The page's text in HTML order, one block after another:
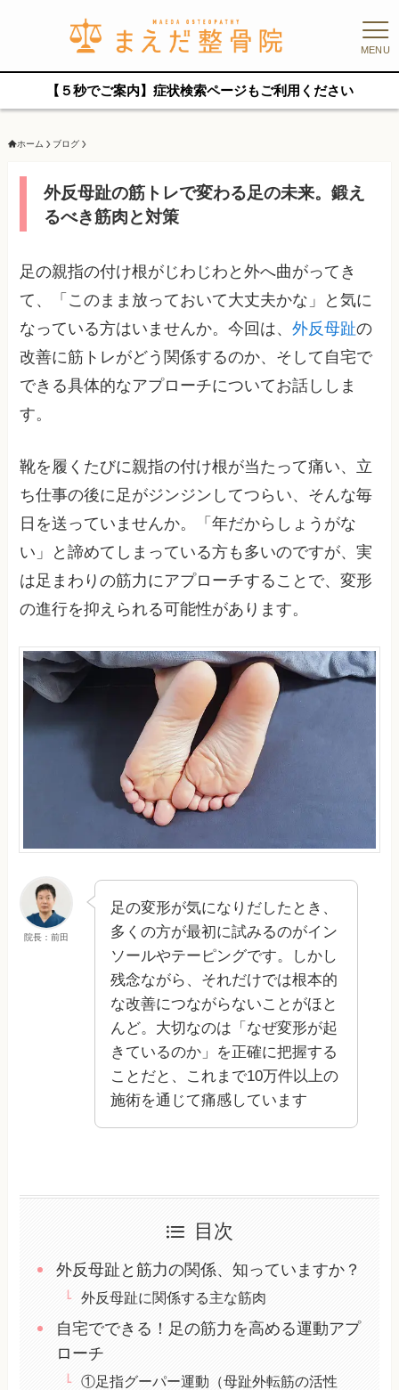
MENU
【５秒でご案内】症状検索ページもご利用ください
ホーム ブログ
外反母趾の筋トレで変わる足の未来。鍛え
るべき筋肉と対策
足の親指の付け根がじわじわと外へ曲がってき
て、「このまま放っておいて大丈夫かな」と気に
なっている方はいませんか。今回は、外反母趾の
改善に筋トレがどう関係するのか、そして自宅で
できる具体的なアプローチについてお話ししま
す。
靴を履くたびに親指の付け根が当たって痛い、立
ち仕事の後に足がジンジンしてつらい、そんな毎
日を送っていませんか。「年だからしょうがな
い」と諦めてしまっている方も多いのですが、実
は足まわりの筋力にアプローチすることで、変形
の進行を抑えられる可能性があります。
院長：前田
足の変形が気になりだしたとき、
多くの方が最初に試みるのがイン
ソールやテーピングです。しかし
残念ながら、それだけでは根本的
な改善につながらないことがほと
んど。大切なのは「なぜ変形が起
きているのか」を正確に把握する
ことだと、これまで10万件以上の
施術を通じて痛感しています
目次
外反母趾と筋力の関係、知っていますか？
外反母趾に関係する主な筋肉
自宅でできる！足の筋力を高める運動アプ
ローチ
①足指グーパー運動（母趾外転筋の活性